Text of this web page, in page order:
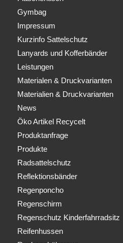
Gymbag
Impressum
Kurzinfo Sattelschutz
Lanyards und Kofferbänder
Leistungen
Materialen & Druckvarianten
Materialien & Druckvarianten
News
Öko Artikel Recycelt
Produktanfrage
Produkte
Radsattelschutz
Reflektionsbänder
Regenponcho
Regenschirm
Regenschutz Kinderfahrradsitz
Reifenhussen